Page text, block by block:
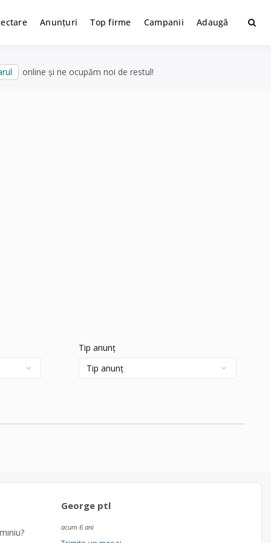
Anunțuri Top firme Campanii Adaugă
online și ne ocupăm noi de restul!
Tip anunț
George ptl
acum 6 ani